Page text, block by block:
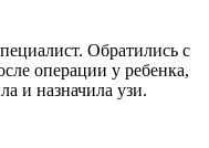
Обратились с
операции у ребенка,
и назначила узи.